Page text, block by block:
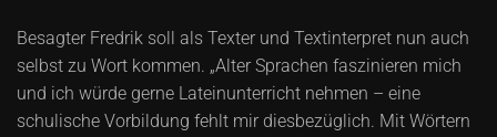
Besagter Fredrik soll als Texter und Textinterpret nun auch
selbst zu Wort kommen. „Alter Sprachen faszinieren mich
und ich würde gerne Lateinunterricht nehmen – eine
schulische Vorbildung fehlt mir diesbezüglich. Mit Wörtern